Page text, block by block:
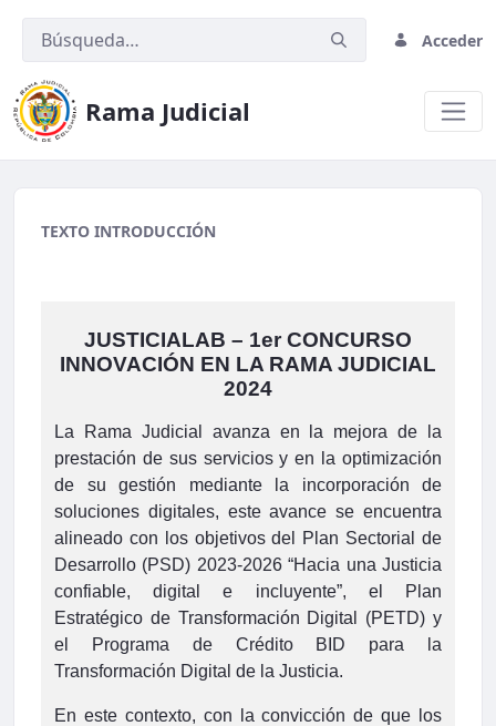
Acceder
Rama Judicial
PQR.png
TEXTO INTRODUCCIÓN
JUSTICIALAB – 1er CONCURSO
INNOVACIÓN EN LA RAMA JUDICIAL
2024
La Rama Judicial avanza en la mejora de la
prestación de sus servicios y en la optimización
de su gestión mediante la incorporación de
soluciones digitales, este avance se encuentra
alineado con los objetivos del Plan Sectorial de
Desarrollo (PSD) 2023-2026 “Hacia una Justicia
confiable, digital e incluyente”, el Plan
Estratégico de Transformación Digital (PETD) y
el Programa de Crédito BID para la
Transformación Digital de la Justicia.
En este contexto, con la convicción de que los